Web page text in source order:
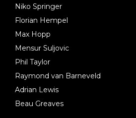
Niko Springer
Florian Hempel
Max Hopp
Mensur Suljovic
Phil Taylor
Raymond van Barneveld
Adrian Lewis
Beau Greaves